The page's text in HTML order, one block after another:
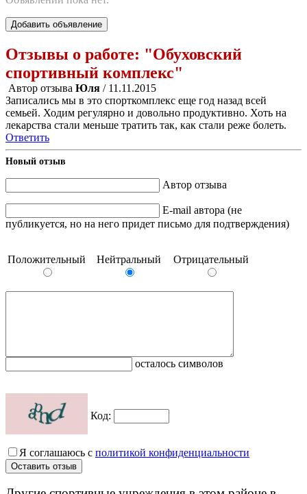
Добавить объявление
Отзывы о работе: "Обуховский
спортивный комплекс"
Автор отзыва Юля / 11.11.2015
Записались мы в это спорткомплекс еще год назад всей
семьей. Ходим регулярно и довольно продуктивно. Хоть на
лекарства стали меньше тратить так, как стали реже болеть.
Ответить
Новый отзыв
Автор отзыва
E-mail автора (не
публикуется, но на него придет письмо для подтверждения)
Положительный Нейтральный Отрицательный
осталось символов
Код:
Я соглашаюсь с политикой конфиденциальности